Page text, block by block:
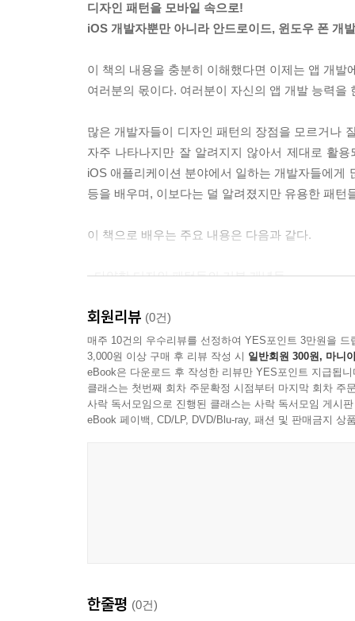
PART III 인터페이스 맞추기
CHAPTER 8 어댑터
어댑터 패턴을 언제 사용하면 좋을까?
위임 이해하기
iOS 4 또는 5의 Objective-C 블록을 사용해서 어댑
요약
CHAPTER 9 브리지
브리지 패턴은 언제 사용하면 좋을까?
요약
CHAPTER 10 퍼사드
퍼사드 패턴이란?
퍼사드 패턴은 언제 사용하면 좋을까?
서브 시스템의 여러 인터페이스들에 대해 단순화
TouchPainter 앱에 퍼사드 패턴 사용하기
요약
CHAPTER 12 옵저버
디자인 패턴을 모바일 속으로!
iOS 개발자뿐만 아니라 안드로이드, 윈도우 폰 개
이 책의 내용을 충분히 이해했다면 이제는 앱 개
여러분의 몫이다. 여러분이 자신의 앱 개발 능력
많은 개발자들이 디자인 패턴의 장점을 모르거나
자주 나타나지만 잘 알려지지 않아서 제대로 활
iOS 애플리케이션 분야에서 일하는 개발자들에게
등을 배우며, 이보다는 덜 알려졌지만 유용한 패
이 책으로 배우는 주요 내용은 다음과 같다.
- 다양한 디자인 패턴들의 기본 개념들
- 디자인 패턴으로 우리 앱을 강인하게 만드는 설계
이 책의 대상 독자는 다음과 같다.
- 아이폰이나 아이패드에서 실행되는 iOS 모바
패턴을 적용하여 앱의 생산성과 효율성을 향상시
회원리뷰 (0건)
매주 10건의 우수리뷰를 선정하여 YES포인트 3만원을 드
3,000원 이상 구매 후 리뷰 작성 시 일반회원 300원, 마니
eBook은 다운로드 후 작성한 리뷰만 YES포인트 지급됩니
클래스는 첫번째 회차 주문확정 시점부터 마지막 회차 주
사락 독서모임으로 진행된 클래스는 사락 독서모임 게시
eBook 페이백, CD/LP, DVD/Blu-ray, 패션 및 판매금지 상
한줄평 (0건)